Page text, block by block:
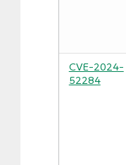
CVE-2024-
52284